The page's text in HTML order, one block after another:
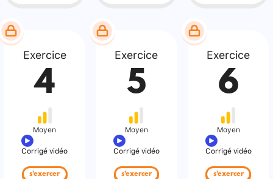
Exercice
4
Moyen
Corrigé vidéo
s'exercer
Exercice
5
Moyen
Corrigé vidéo
s'exercer
Exercice
6
Moyen
Corrigé vidéo
s'exercer